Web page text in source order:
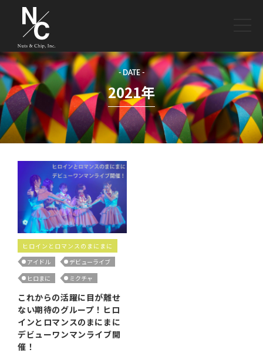
- DATE -
2021年
ヒロインとロマンスのまにまに
アイドル
デビューライブ
ヒロまに
ミクチャ
これからの活躍に目が離せ
ない期待のグループ！ヒロ
インとロマンスのまにまに
デビューワンマンライブ開
催！